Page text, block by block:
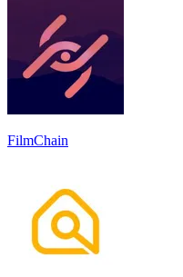
FilmChain